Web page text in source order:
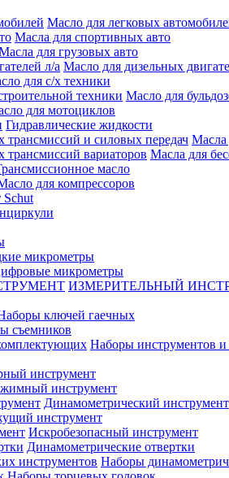
Масло для легковых
Масла для спортивных авто
для грузовых авто
Масло для дизельных
для с/х техники
Масло для
для мотоциклов
Гидравлические жидкости
Масла
Масла для
масло
для компрессоров
микрометры
микрометры
ИЗМЕРИТЕЛЬНЫЙ
ключей гаечных
съемников
Наборы инструментов
инструмент
инструмент
Динамометрический инструмент
инструмент
Искробезопасный инструмент
Динамометрические отвертки
Наборы